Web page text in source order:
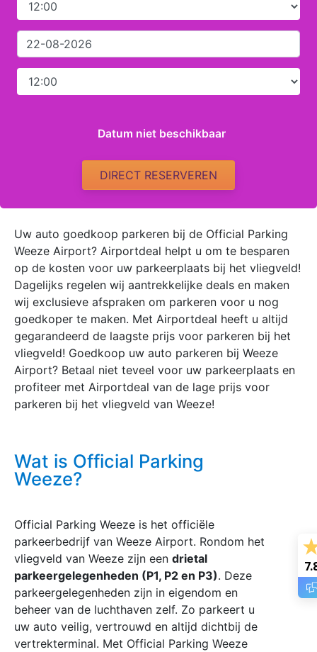
Datum niet beschikbaar
DIRECT RESERVEREN
Uw auto goedkoop parkeren bij de Official Parking
Weeze Airport? Airportdeal helpt u om te besparen
op de kosten voor uw parkeerplaats bij het vliegveld!
Dagelijks regelen wij aantrekkelijke deals en maken
wij exclusieve afspraken om parkeren voor u nog
goedkoper te maken. Met Airportdeal heeft u altijd
gegarandeerd de laagste prijs voor parkeren bij het
vliegveld! Goedkoop uw auto parkeren bij Weeze
Airport? Betaal niet teveel voor uw parkeerplaats en
profiteer met Airportdeal van de lage prijs voor
parkeren bij het vliegveld van Weeze!
Wat is Official Parking
Weeze?
Official Parking Weeze is het officiële
parkeerbedrijf van Weeze Airport. Rondom het
vliegveld van Weeze zijn een drietal
parkeergelegenheden (P1, P2 en P3). Deze
parkeergelegenheden zijn in eigendom en
beheer van de luchthaven zelf. Zo parkeert u
uw auto veilig, vertrouwd en altijd dichtbij de
vertrekterminal. Met Official Parking Weeze